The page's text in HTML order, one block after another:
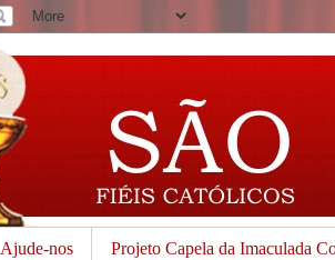
Ajude-nos Projeto Capela da Imaculada